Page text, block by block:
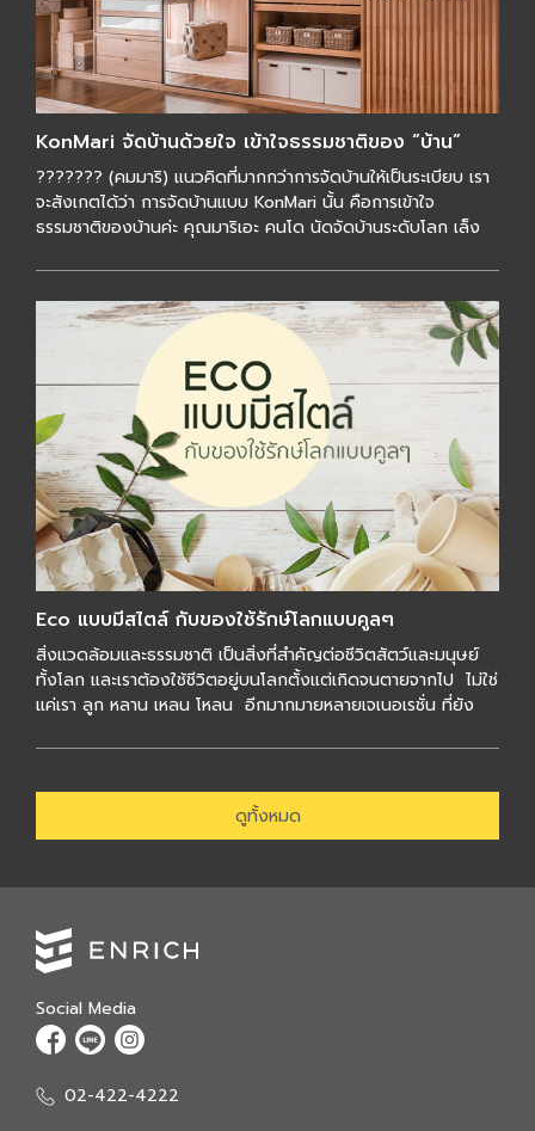
KonMari จัดบ้านด้วยใจ เข้าใจธรรมชาติของ “บ้าน”
??????? (คมมาริ) แนวคิดที่มากกว่าการจัดบ้านให้เป็นระเบียบ เรา
จะสังเกตได้ว่า การจัดบ้านแบบ KonMari นั้น คือการเข้าใจ
ธรรมชาติของบ้านค่ะ คุณมาริเอะ คนโด นัดจัดบ้านระดับโลก เล็ง
Eco แบบมีสไตล์ กับของใช้รักษ์โลกแบบคูลๆ
สิ่งแวดล้อมและธรรมชาติ เป็นสิ่งที่สำคัญต่อชีวิตสัตว์และมนุษย์
ทั้งโลก และเราต้องใช้ชีวิตอยู่บนโลกตั้งแต่เกิดจนตายจากไป ไม่ใช่
แค่เรา ลูก หลาน เหลน โหลน อีกมากมายหลายเจเนอเรชั่น ที่ยัง
ดูทั้งหมด
Social Media
02-422-4222